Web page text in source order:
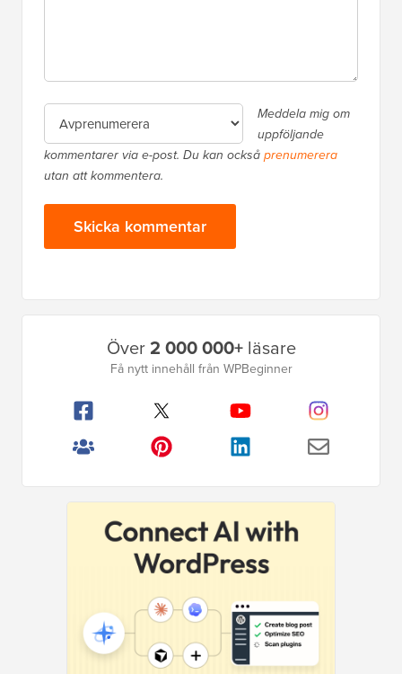
Meddela mig om
uppföljande
kommentarer via e-post. Du kan ocksåprenumerera
utan att kommentera.
Över2 000 000+läsare
Få nytt innehåll från WPBeginner